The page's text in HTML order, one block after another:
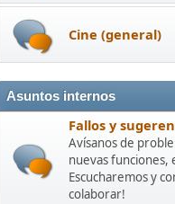
Cine (general)
Asuntos internos
Fallos y
Avísanos de
nuevas funciones,
Escucharemos y
colaborar!